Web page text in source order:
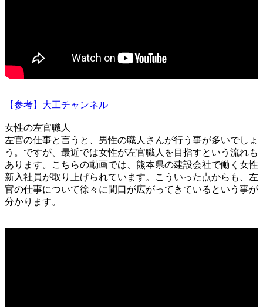
【参考】大工チャンネル
女性の左官職人
左官の仕事と言うと、男性の職人さんが行う事が多いでしょ
う。ですが、最近では女性が左官職人を目指すという流れも
あります。こちらの動画では、熊本県の建設会社で働く女性
新入社員が取り上げられています。こういった点からも、左
官の仕事について徐々に間口が広がってきているという事が
分かります。